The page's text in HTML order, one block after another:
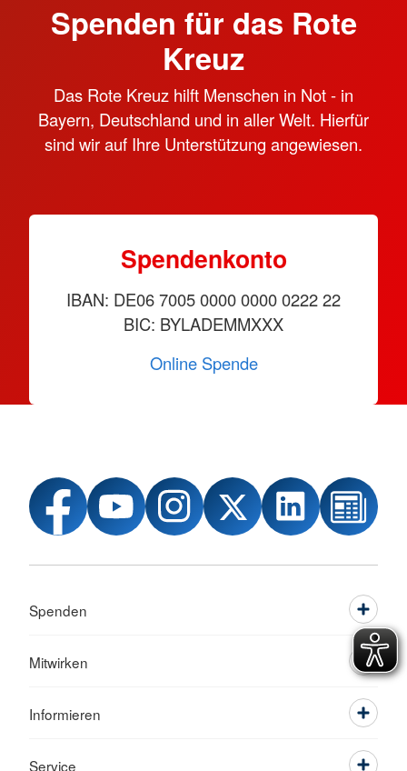
Spenden für das Rote
Kreuz
Das Rote Kreuz hilft Menschen in Not - in
Bayern, Deutschland und in aller Welt. Hierfür
sind wir auf Ihre Unterstützung angewiesen.
Spendenkonto
IBAN: DE06 7005 0000 0000 0222 22
BIC: BYLADEMMXXX
Online Spende
Spenden
Mitwirken
Informieren
Service